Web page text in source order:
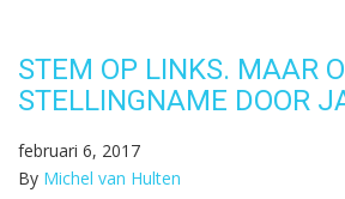
STEM OP LINKS. MAAR
STELLINGNAME DOOR
februari 6, 2017
By Michel van Hulten